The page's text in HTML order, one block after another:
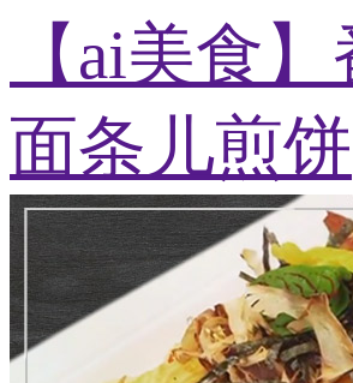
【ai美食
面条儿煎饼